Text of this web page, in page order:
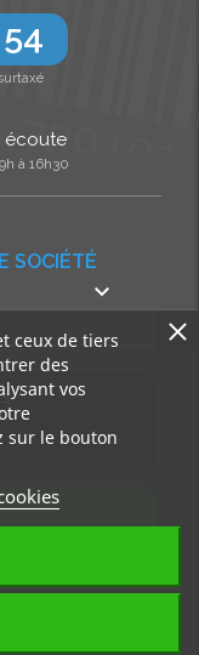
SOCIÉTÉ

écoute
à 16h30
ceux de tiers
des
vos
sur le bouton
Ouest © 2026